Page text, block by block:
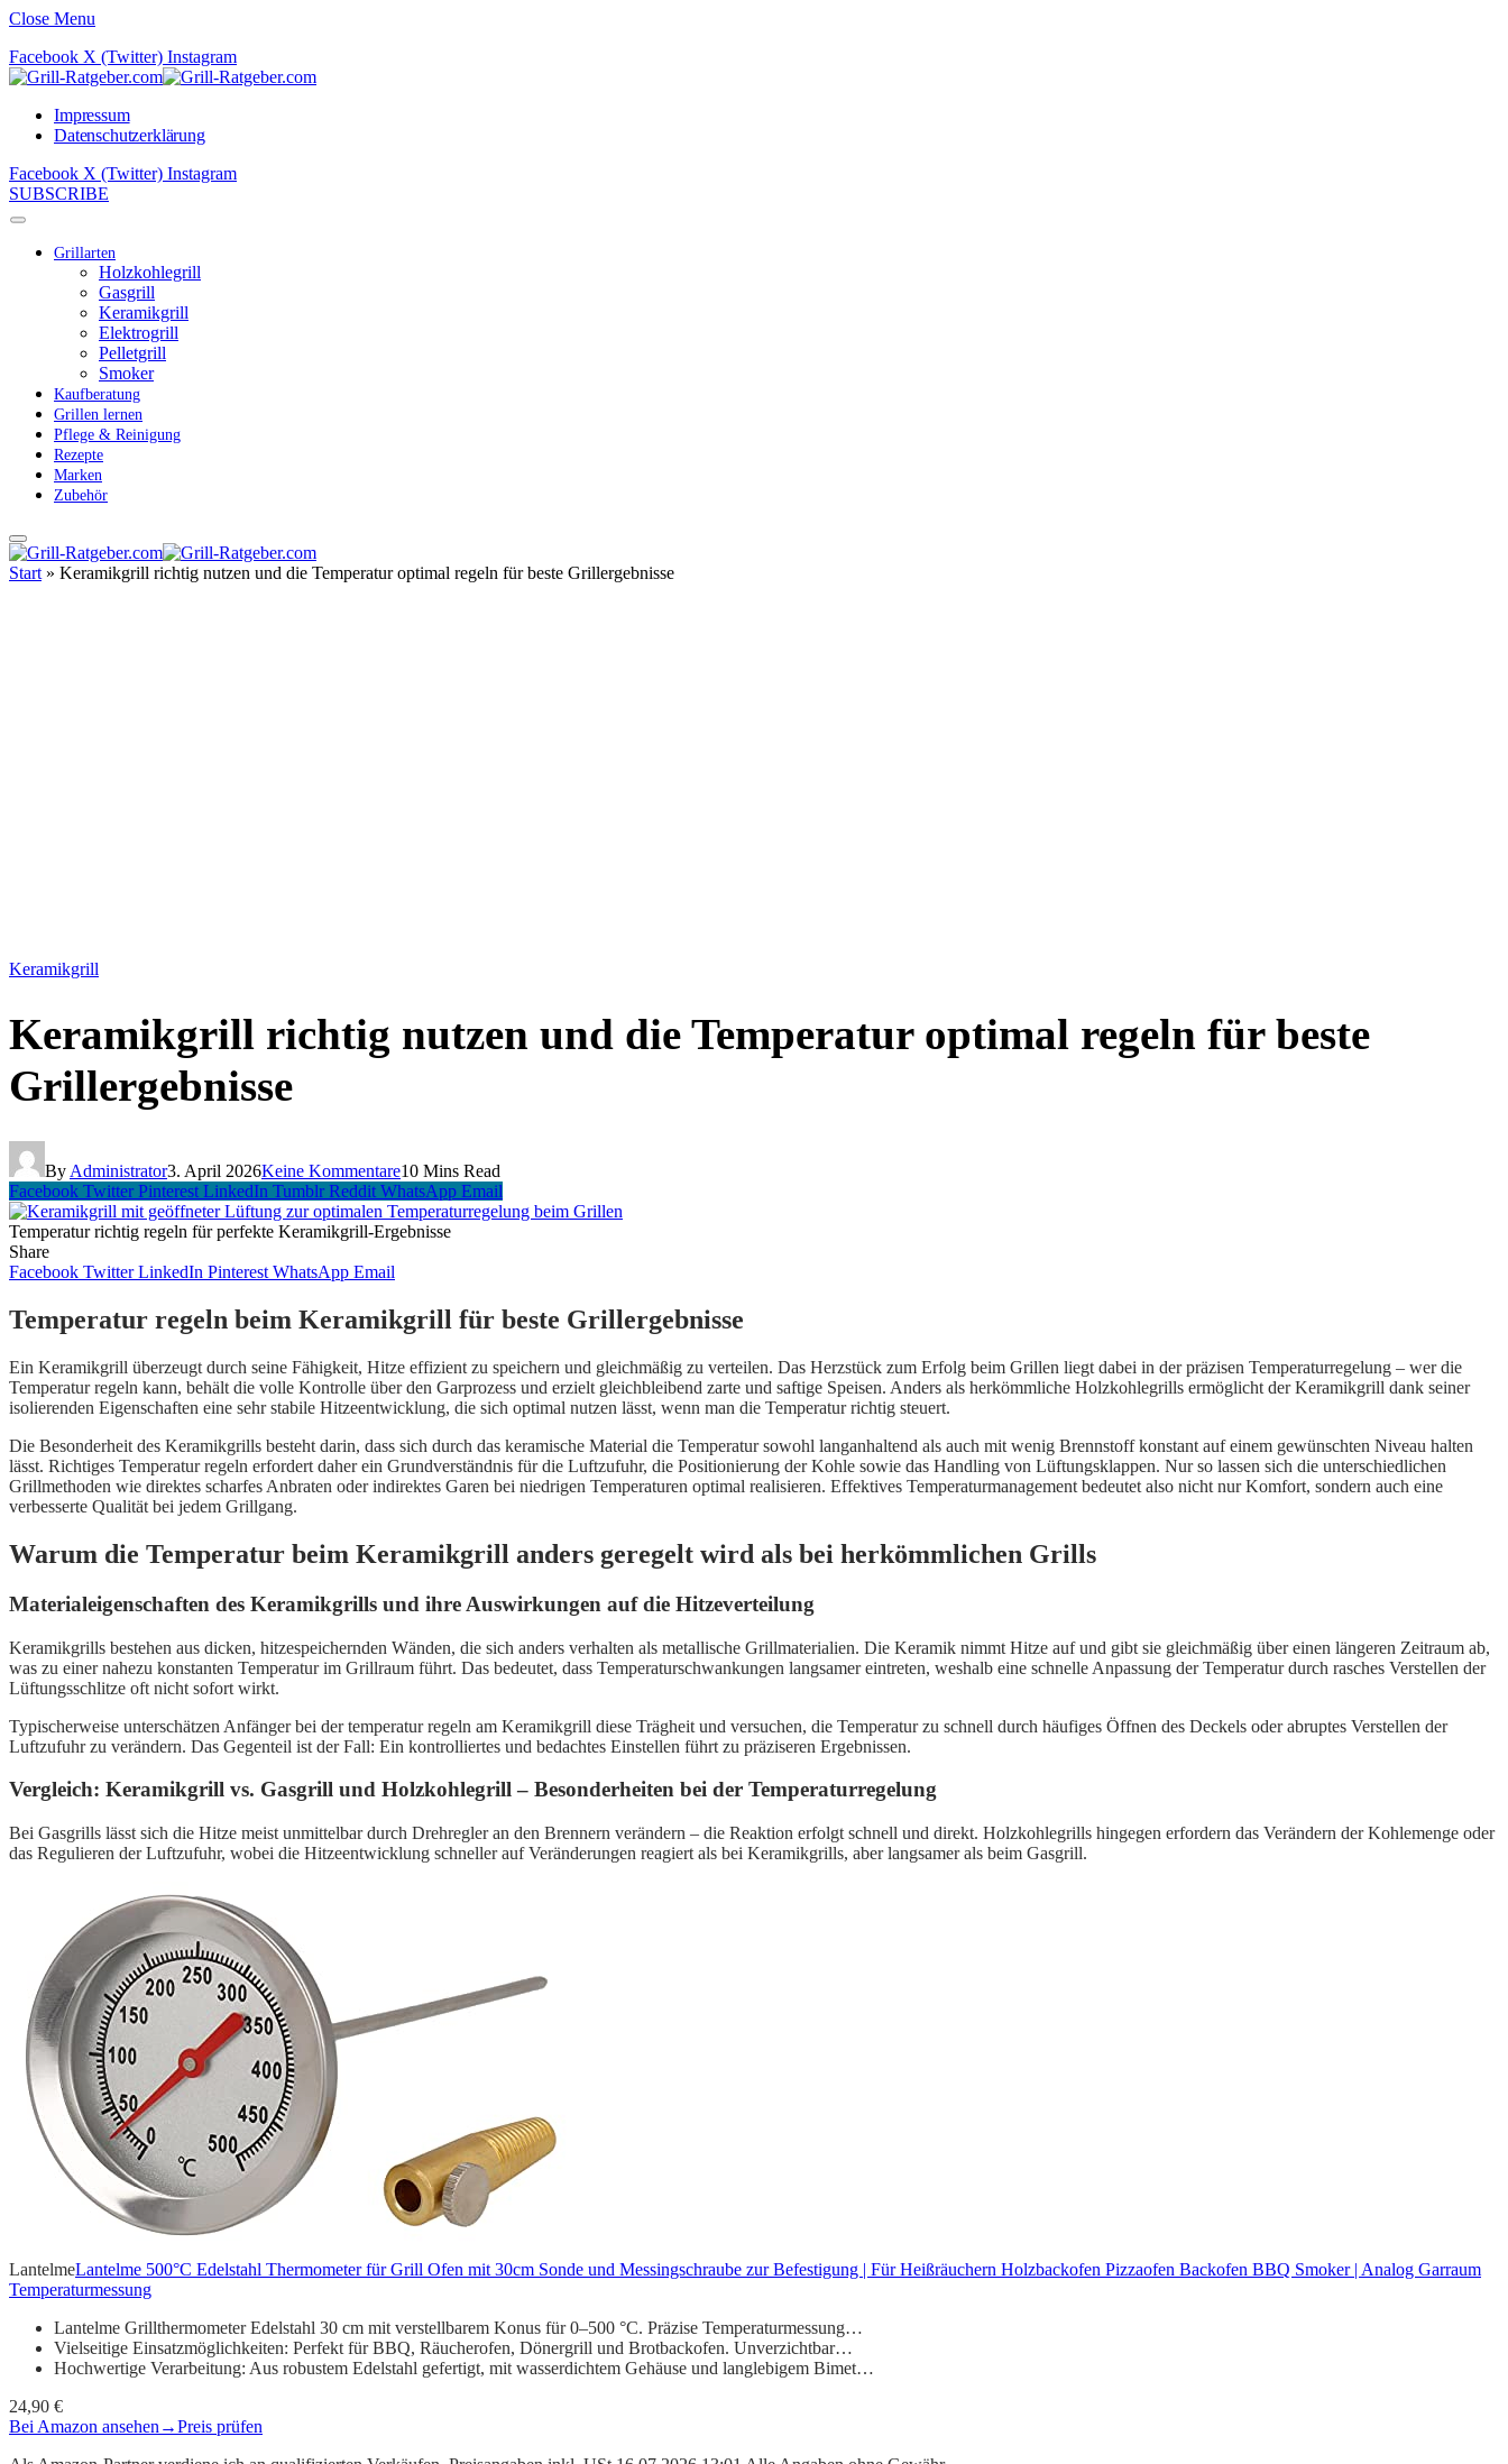
Close Menu
Facebook X (Twitter) Instagram
Impressum
Datenschutzerklärung
Facebook X (Twitter) Instagram
SUBSCRIBE
Grillarten
Holzkohlegrill
Gasgrill
Keramikgrill
Elektrogrill
Pelletgrill
Smoker
Kaufberatung
Grillen lernen
Pflege & Reinigung
Rezepte
Marken
Zubehör
Start » Keramikgrill richtig nutzen und die Temperatur optimal regeln für beste Grillergebnisse
Keramikgrill
Keramikgrill richtig nutzen und die Temperatur optimal regeln für beste
Grillergebnisse
By Administrator3. April 2026Keine Kommentare10 Mins Read
Facebook Twitter Pinterest LinkedIn Tumblr Reddit WhatsApp Email
Temperatur richtig regeln für perfekte Keramikgrill-Ergebnisse
Share
Facebook Twitter LinkedIn Pinterest WhatsApp Email
Temperatur regeln beim Keramikgrill für beste Grillergebnisse
Ein Keramikgrill überzeugt durch seine Fähigkeit, Hitze effizient zu speichern und gleichmäßig zu verteilen. Das Herzstück zum Erfolg beim Grillen liegt dabei in der präzisen Temperaturregelung – wer die
Temperatur regeln kann, behält die volle Kontrolle über den Garprozess und erzielt gleichbleibend zarte und saftige Speisen. Anders als herkömmliche Holzkohlegrills ermöglicht der Keramikgrill dank seiner
isolierenden Eigenschaften eine sehr stabile Hitzeentwicklung, die sich optimal nutzen lässt, wenn man die Temperatur richtig steuert.
Die Besonderheit des Keramikgrills besteht darin, dass sich durch das keramische Material die Temperatur sowohl langanhaltend als auch mit wenig Brennstoff konstant auf einem gewünschten Niveau halten
lässt. Richtiges Temperatur regeln erfordert daher ein Grundverständnis für die Luftzufuhr, die Positionierung der Kohle sowie das Handling von Lüftungsklappen. Nur so lassen sich die unterschiedlichen
Grillmethoden wie direktes scharfes Anbraten oder indirektes Garen bei niedrigen Temperaturen optimal realisieren. Effektives Temperaturmanagement bedeutet also nicht nur Komfort, sondern auch eine
verbesserte Qualität bei jedem Grillgang.
Warum die Temperatur beim Keramikgrill anders geregelt wird als bei herkömmlichen Grills
Materialeigenschaften des Keramikgrills und ihre Auswirkungen auf die Hitzeverteilung
Keramikgrills bestehen aus dicken, hitzespeichernden Wänden, die sich anders verhalten als metallische Grillmaterialien. Die Keramik nimmt Hitze auf und gibt sie gleichmäßig über einen längeren Zeitraum ab,
was zu einer nahezu konstanten Temperatur im Grillraum führt. Das bedeutet, dass Temperaturschwankungen langsamer eintreten, weshalb eine schnelle Anpassung der Temperatur durch rasches Verstellen der
Lüftungsschlitze oft nicht sofort wirkt.
Typischerweise unterschätzen Anfänger bei der temperatur regeln am Keramikgrill diese Trägheit und versuchen, die Temperatur zu schnell durch häufiges Öffnen des Deckels oder abruptes Verstellen der
Luftzufuhr zu verändern. Das Gegenteil ist der Fall: Ein kontrolliertes und bedachtes Einstellen führt zu präziseren Ergebnissen.
Vergleich: Keramikgrill vs. Gasgrill und Holzkohlegrill – Besonderheiten bei der Temperaturregelung
Bei Gasgrills lässt sich die Hitze meist unmittelbar durch Drehregler an den Brennern verändern – die Reaktion erfolgt schnell und direkt. Holzkohlegrills hingegen erfordern das Verändern der Kohlemenge oder
das Regulieren der Luftzufuhr, wobei die Hitzeentwicklung schneller auf Veränderungen reagiert als bei Keramikgrills, aber langsamer als beim Gasgrill.
LantelmeLantelme 500°C Edelstahl Thermometer für Grill Ofen mit 30cm Sonde und Messingschraube zur Befestigung | Für Heißräuchern Holzbackofen Pizzaofen Backofen BBQ Smoker | Analog Garraum
Temperaturmessung
Lantelme Grillthermometer Edelstahl 30 cm mit verstellbarem Konus für 0–500 °C. Präzise Temperaturmessung…
Vielseitige Einsatzmöglichkeiten: Perfekt für BBQ, Räucherofen, Dönergrill und Brotbackofen. Unverzichtbar…
Hochwertige Verarbeitung: Aus robustem Edelstahl gefertigt, mit wasserdichtem Gehäuse und langlebigem Bimet…
24,90 €
Bei Amazon ansehen →Preis prüfen